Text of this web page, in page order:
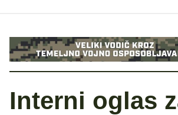
Interni oglas